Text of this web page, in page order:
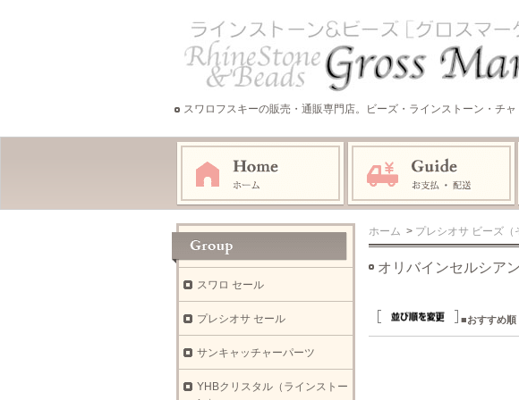
スワロフスキーの販売・通販専門店。ビーズ・ラインストーン・チ
ホーム > プレシオサ ビーズ（
オリバインセルシア
■おすすめ順
スワロ セール
プレシオサ セール
サンキャッチャーパーツ
YHBクリスタル（ラインストー